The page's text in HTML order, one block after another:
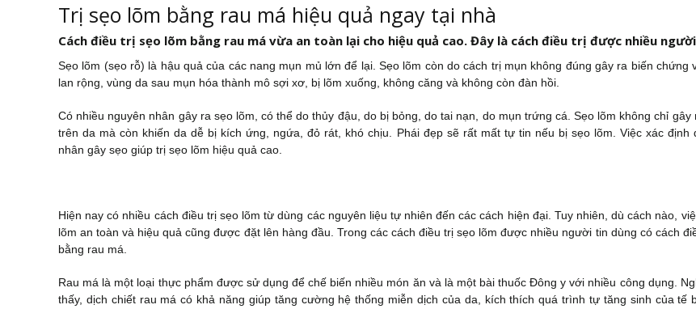
Trị sẹo lõm bằng rau má hiệu quả ngay tại nhà
Cách điều trị sẹo lõm bằng rau má vừa an toàn lại cho hiệu quả cao. Đây là cách điều trị được nhiều
Sẹo lõm (sẹo rỗ) là hậu quả của các nang mụn mủ lớn để lại. Sẹo lõm còn do cách trị mụn không đúng gây ra biến chứng
lan rộng, vùng da sau mụn hóa thành mô sợi xơ, bị lõm xuống, không căng và không còn đàn hồi.
Có nhiều nguyên nhân gây ra sẹo lõm, có thể do thủy đậu, do bị bỏng, do tai nạn, do mụn trứng cá. Sẹo lõm không chỉ gây
trên da mà còn khiến da dễ bị kích ứng, ngứa, đỏ rát, khó chịu. Phái đẹp sẽ rất mất tự tin nếu bị sẹo lõm. Việc xác định
nhân gây sẹo giúp trị sẹo lõm hiệu quả cao.
Hiện nay có nhiều cách điều trị sẹo lõm từ dùng các nguyên liệu tự nhiên đến các cách hiện đại. Tuy nhiên, dù cách nào,
lõm an toàn và hiệu quả cũng được đặt lên hàng đầu. Trong các cách điều trị sẹo lõm được nhiều người tin dùng có cách
bằng rau má.
Rau má là một loại thực phẩm được sử dụng để chế biến nhiều món ăn và là một bài thuốc Đông y với nhiều công dụng.
thấy, dịch chiết rau má có khả năng giúp tăng cường hệ thống miễn dịch của da, kích thích quá trình tự tăng sinh của tế